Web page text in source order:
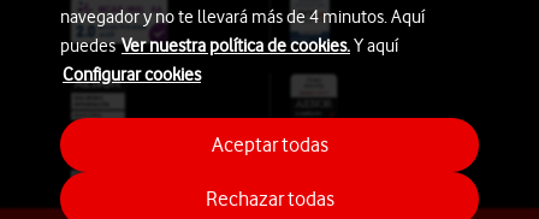
navegador y no te llevará más de 4 minutos. Aquí
puedesVer nuestra política de cookies.Y aquí
Configurar cookies
Rechazar todas
Aceptar todas